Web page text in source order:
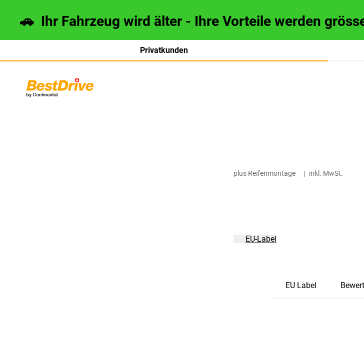
🚗 Ihr Fahrzeug wird älter - Ihre Vorteile werden
Privatkunden
français
plus Reifenmontage | inkl. MwSt.
EU-Label
EU Label